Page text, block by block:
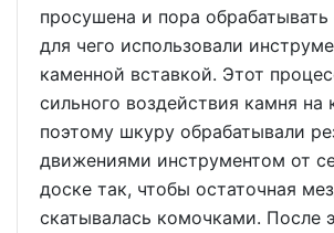
просушена и пора
для чего использовали
каменной вставкой. Этот
сильного воздействия камня на
поэтому шкуру обрабатывали
движениями инструментом от
доске так, чтобы остаточная
скатывалась комочками. После